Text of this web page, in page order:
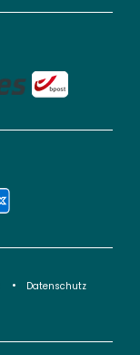
Datenschutz